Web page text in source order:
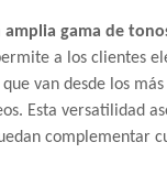
amplia gama de
a los clientes
van desde los
Esta versatilidad
complementar